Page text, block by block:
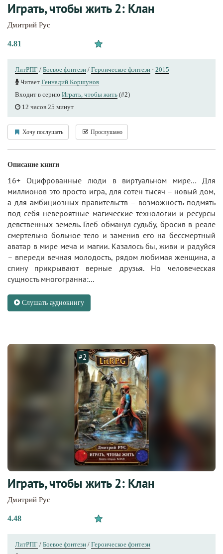
Играть, чтобы жить 2: Клан
Дмитрий Рус
4.81
ЛитРПГ / Боевое фэнтези / Героическое фэнтези · 2015
Читает Геннадий Коршунов
Входит в серию Играть, чтобы жить (#2)
12 часов 25 минут
Хочу послушать Прослушано
Описание книги
16+ Оцифрованные люди в виртуальном мире… Для
миллионов это просто игра, для сотен тысяч – новый дом,
а для амбициозных правительств – возможность подмять
под себя невероятные магические технологии и ресурсы
девственных земель. Глеб обманул судьбу, бросив в реале
смертельно больное тело и заменив его на бессмертный
аватар в мире меча и магии. Казалось бы, живи и радуйся
– впереди вечная молодость, рядом любимая женщина, а
спину прикрывают верные друзья. Но человеческая
сущность многогранна:...
Слушать аудиокнигу
#2
Играть, чтобы жить 2: Клан
Дмитрий Рус
4.48
ЛитРПГ / Боевое фэнтези / Героическое фэнтези